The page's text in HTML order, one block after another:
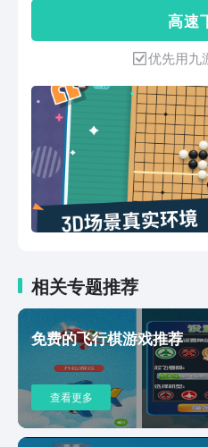
式，邀请身
棋海中大战
会、打发闲
酷炫的动画
的回忆。如
问题，都可
肯定会第一
弈◇ 支持禁
高 速
优先用九
相关专题推荐
免费的飞行棋游戏推荐
查看更多